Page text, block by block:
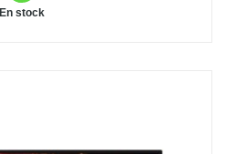
En stock